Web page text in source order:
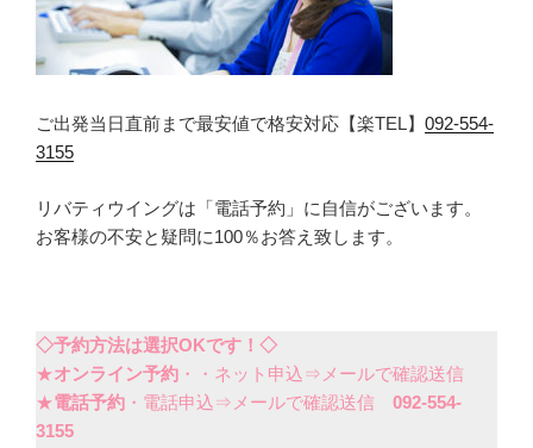
ご出発当日直前まで最安値で格安対応【楽TEL】 092-554-
3155
リバティウイングは「電話予約」に自信がございます。
お客様の不安と疑問に100％お答え致します。
◇予約方法は選択OKです！◇
★オンライン予約 ・・ネット申込⇒メールで確認送信
★電話予約 ・電話申込⇒メールで確認送信 092-554-
3155